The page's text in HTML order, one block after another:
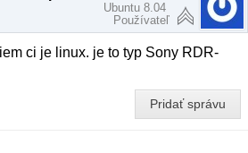
Ubuntu 8.04
Používateľ
ci je linux. je to typ Sony RDR-
Pridať správu